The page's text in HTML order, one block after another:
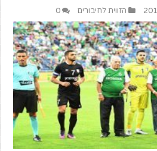
הזווית לחיבורים 0